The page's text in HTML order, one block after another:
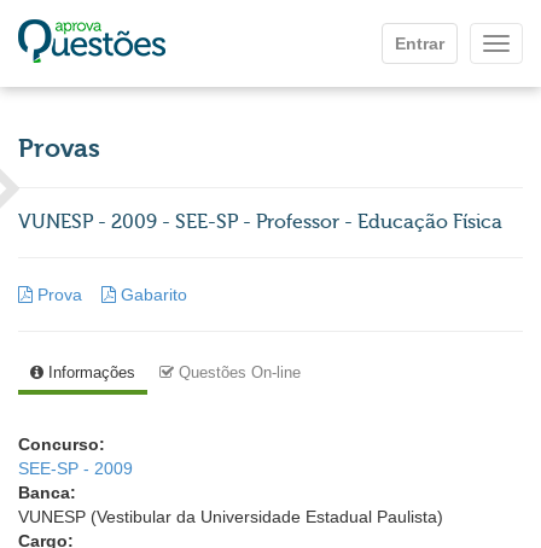
Entrar
Provas
VUNESP - 2009 - SEE-SP - Professor - Educação Física
Prova Gabarito
Informações Questões On-line
Concurso:
SEE-SP - 2009
Banca:
VUNESP (Vestibular da Universidade Estadual Paulista)
Cargo: